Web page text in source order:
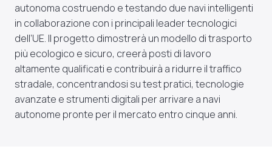
autonoma costruendo e testando due navi intelligenti
in collaborazione con i principali leader tecnologici
dell’UE. Il progetto dimostrerà un modello di trasporto
più ecologico e sicuro, creerà posti di lavoro
altamente qualificati e contribuirà a ridurre il traffico
stradale, concentrandosi su test pratici, tecnologie
avanzate e strumenti digitali per arrivare a navi
autonome pronte per il mercato entro cinque anni.